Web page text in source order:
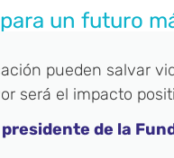
un futuro
pueden salvar
será el impacto
de la